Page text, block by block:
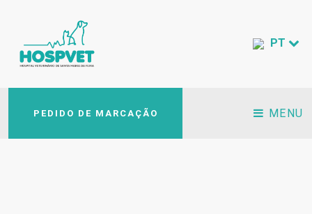
PT
PEDIDO DE MARCAÇÃO MENU